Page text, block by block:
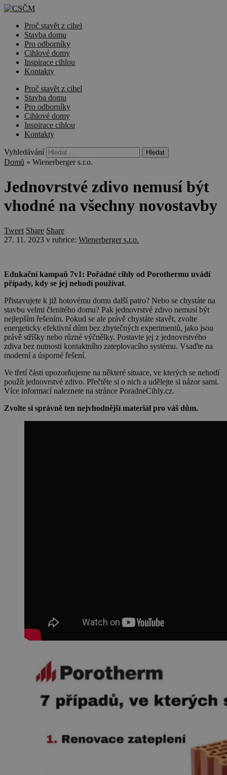
Proč stavět z cihel
Stavba domu
Pro odborníky
Cihlové domy
Inspirace cihlou
Kontakty
Proč stavět z cihel
Stavba domu
Pro odborníky
Cihlové domy
Inspirace cihlou
Kontakty
Vyhledávání
Domů » Wienerberger s.r.o.
Jednovrstvé zdivo nemusí být
vhodné na všechny novostavby
Tweet Share Share
27. 11. 2023 v rubrice: Wienerberger s.r.o.
Edukační kampaň 7v1: Pořádné cihly od Porothermu uvádí
případy, kdy se jej nehodí používat.
Přistavujete k již hotovému domu další patro? Nebo se chystáte na
stavbu velmi členitého domu? Pak jednovrstvé zdivo nemusí být
nejlepším řešením. Pokud se ale právě chystáte stavět, zvolte
energeticky efektivní dům bez zbytečných experimentů, jako jsou
právě stříšky nebo různé výčnělky. Postavte jej z jednovrstvého
zdiva bez nutnosti kontaktního zateplovacího systému. Vsaďte na
moderní a úsporné řešení.
Ve třetí části upozorňujeme na některé situace, ve kterých se nehodí
použít jednovrstvé zdivo. Přečtěte si o nich a udělejte si názor sami.
Více informací naleznete na stránce PoradneCihly.cz.
Zvolte si správně ten nejvhodnější materiál pro váš dům.